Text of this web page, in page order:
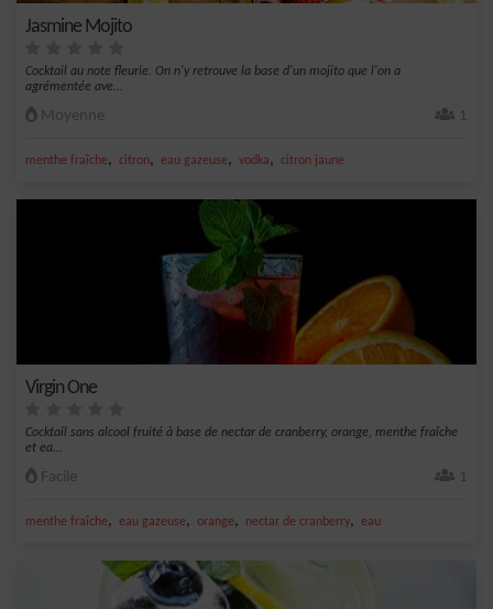
Jasmine Mojito
Cocktail au note fleurie. On n'y retrouve la base d'un mojito que l'on a
agrémentée ave...
Moyenne 1
menthe fraîche, citron, eau gazeuse, vodka, citron jaune
Virgin One
Cocktail sans alcool fruité à base de nectar de cranberry, orange, menthe fraîche
et ea...
Facile 1
menthe fraîche, eau gazeuse, orange, nectar de cranberry, eau